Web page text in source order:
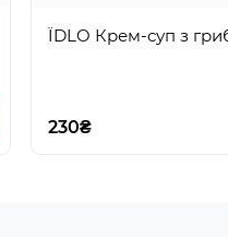
ЇDLO Крем-суп з
230₴